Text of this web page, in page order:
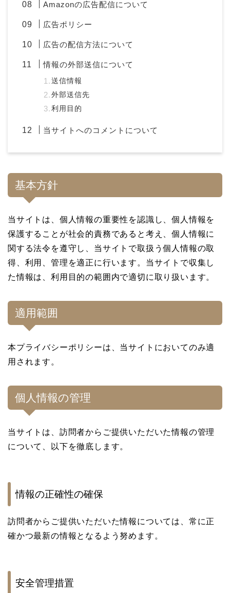
Amazonの広告配信について
広告ポリシー
広告の配信方法について
情報の外部送信について
送信情報
外部送信先
利用目的
当サイトへのコメントについて
基本方針
当サイトは、個人情報の重要性を認識し、個人情報を
保護することが社会的責務であると考え、個人情報に
関する法令を遵守し、当サイトで取扱う個人情報の取
得、利用、管理を適正に行います。当サイトで収集し
た情報は、利用目的の範囲内で適切に取り扱います。
適用範囲
本プライバシーポリシーは、当サイトにおいてのみ適
用されます。
個人情報の管理
当サイトは、訪問者からご提供いただいた情報の管理
について、以下を徹底します。
情報の正確性の確保
訪問者からご提供いただいた情報については、常に正
確かつ最新の情報となるよう努めます。
安全管理措置